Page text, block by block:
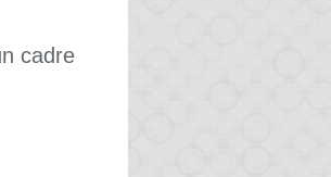
cadre